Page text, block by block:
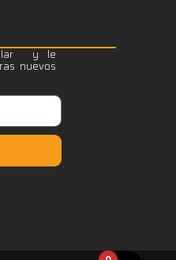
y le
nuevos